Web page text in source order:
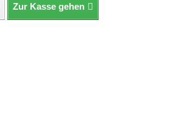
Zur Kasse gehen